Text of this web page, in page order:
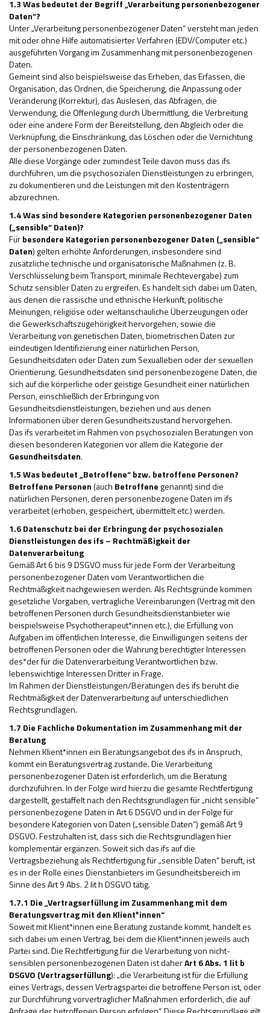
1.3 Was bedeutet der Begriff „Verarbeitung personenbezogener
Daten“?
Unter „Verarbeitung personenbezogener Daten“ versteht man jeden
mit oder ohne Hilfe automatisierter Verfahren (EDV/Computer etc.)
ausgeführten Vorgang im Zusammenhang mit personenbezogenen
Daten.
Gemeint sind also beispielsweise das Erheben, das Erfassen, die
Organisation, das Ordnen, die Speicherung, die Anpassung oder
Veränderung (Korrektur), das Auslesen, das Abfragen, die
Verwendung, die Offenlegung durch Übermittlung, die Verbreitung
oder eine andere Form der Bereitstellung, den Abgleich oder die
Verknüpfung, die Einschränkung, das Löschen oder die Vernichtung
der personenbezogenen Daten.
Alle diese Vorgänge oder zumindest Teile davon muss das ifs
durchführen, um die psychosozialen Dienstleistungen zu erbringen,
zu dokumentieren und die Leistungen mit den Kostenträgern
abzurechnen.
1.4 Was sind besondere Kategorien personenbezogener Daten
(„sensible“ Daten)?
Fürbesondere Kategorien personenbezogener Daten („sensible“
Daten) gelten erhöhte Anforderungen, insbesondere sind
zusätzliche technische und organisatorische Maßnahmen (z. B.
Verschlüsselung beim Transport, minimale Rechtevergabe) zum
Schutz sensibler Daten zu ergreifen. Es handelt sich dabei um Daten,
aus denen die rassische und ethnische Herkunft, politische
Meinungen, religiöse oder weltanschauliche Überzeugungen oder
die Gewerkschaftszugehörigkeit hervorgehen, sowie die
Verarbeitung von genetischen Daten, biometrischen Daten zur
eindeutigen Identifizierung einer natürlichen Person,
Gesundheitsdaten oder Daten zum Sexualleben oder der sexuellen
Orientierung. Gesundheitsdaten sind personenbezogene Daten, die
sich auf die körperliche oder geistige Gesundheit einer natürlichen
Person, einschließlich der Erbringung von
Gesundheitsdienstleistungen, beziehen und aus denen
Informationen über deren Gesundheitszustand hervorgehen.
Das ifs verarbeitet im Rahmen von psychosozialen Beratungen von
diesen besonderen Kategorien vor allem die Kategorie der
Gesundheitsdaten.
1.5 Was bedeutet „Betroffene“ bzw. betroffene Personen?
Betroffene Personen(auch Betroffene genannt) sind die
natürlichen Personen, deren personenbezogene Daten im ifs
verarbeitet (erhoben, gespeichert, übermittelt etc.) werden.
1.6 Datenschutz bei der Erbringung der psychosozialen
Dienstleistungen des ifs – Rechtmäßigkeit der
Datenverarbeitung
Gemäß Art 6 bis 9 DSGVO muss für jede Form der Verarbeitung
personenbezogener Daten vom Verantwortlichen die
Rechtmäßigkeit nachgewiesen werden. Als Rechtsgründe kommen
gesetzliche Vorgaben, vertragliche Vereinbarungen (Vertrag mit den
betroffenen Personen durch Gesundheitsdienstanbieter wie
beispielsweise Psychotherapeut*innen etc.), die Erfüllung von
Aufgaben im öffentlichen Interesse, die Einwilligungen seitens der
betroffenen Personen oder die Wahrung berechtigter Interessen
des*der für die Datenverarbeitung Verantwortlichen bzw.
lebenswichtige Interessen Dritter in Frage.
Im Rahmen der Dienstleistungen/Beratungen des ifs beruht die
Rechtmäßigkeit der Datenverarbeitung auf unterschiedlichen
Rechtsgrundlagen.
1.7 Die Fachliche Dokumentation im Zusammenhang mit der
Beratung
Nehmen Klient*innen ein Beratungsangebot des ifs in Anspruch,
kommt ein Beratungsvertrag zustande. Die Verarbeitung
personenbezogener Daten ist erforderlich, um die Beratung
durchzuführen. In der Folge wird hierzu die gesamte Rechtfertigung
dargestellt, gestaffelt nach den Rechtsgrundlagen für „nicht sensible“
personenbezogene Daten in Art 6 DSGVO und in der Folge für
besondere Kategorien von Daten („sensible Daten“) gemäß Art 9
DSGVO. Festzuhalten ist, dass sich die Rechtsgrundlagen hier
komplementär ergänzen. Soweit sich das ifs auf die
Vertragsbeziehung als Rechtfertigung für „sensible Daten“ beruft, ist
es in der Rolle eines Dienstanbieters im Gesundheitsbereich im
Sinne des Art 9 Abs. 2 lit h DSGVO tätig.
1.7.1 Die „Vertragserfüllung im Zusammenhang mit dem
Beratungsvertrag mit den Klient*innen“
Soweit mit Klient*innen eine Beratung zustande kommt, handelt es
sich dabei um einen Vertrag, bei dem die Klient*innen jeweils auch
Partei sind. Die Rechtfertigung für die Verarbeitung von nicht-
sensiblen personenbezogenen Daten ist daherArt 6 Abs. 1 lit b
DSGVO (Vertragserfüllung): „die Verarbeitung ist für die Erfüllung
eines Vertrags, dessen Vertragspartei die betroffene Person ist, oder
zur Durchführung vorvertraglicher Maßnahmen erforderlich, die auf